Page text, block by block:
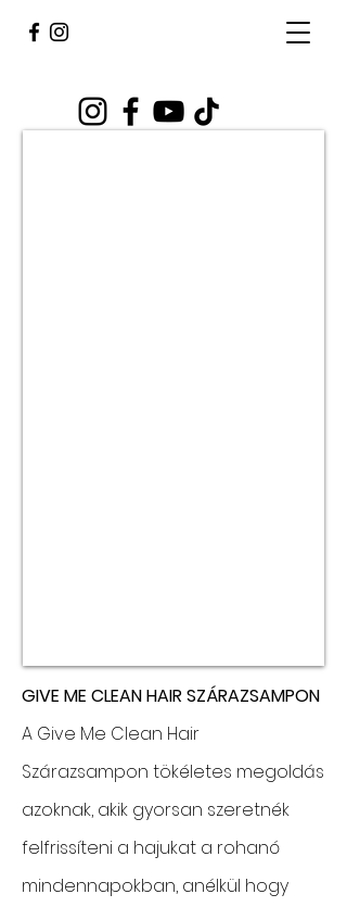
GIVE ME CLEAN HAIR SZÁRAZSAMPON
A Give Me Clean Hair
Szárazsampon tökéletes megoldás
azoknak, akik gyorsan szeretnék
felfrissíteni a hajukat a rohanó
mindennapokban, anélkül hogy